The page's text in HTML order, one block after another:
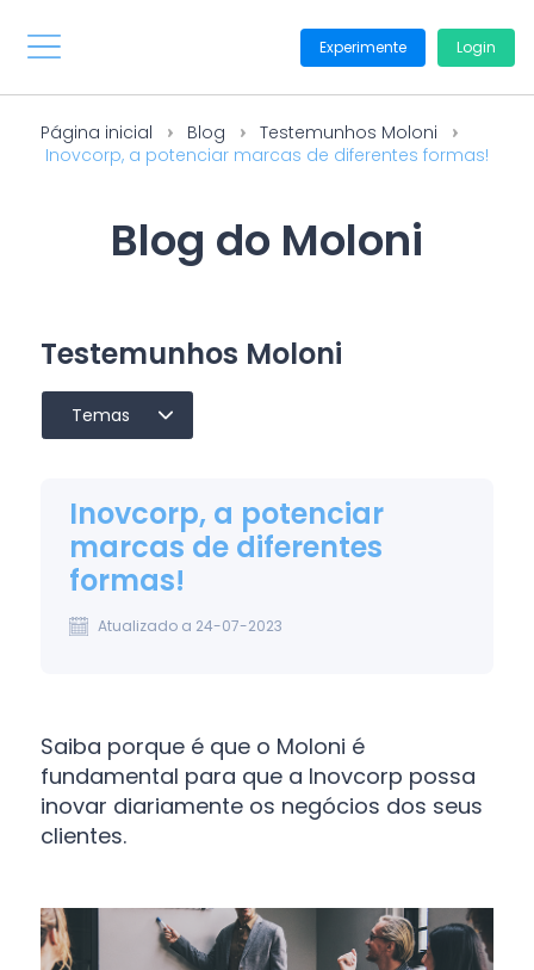
Experimente Login
Página inicial Blog
Testemunhos Moloni
Inovcorp, a potenciar marcas de diferentes formas!
Blog do Moloni
Testemunhos Moloni
Temas
Inovcorp, a potenciar
marcas de diferentes
formas!
Atualizado a 24-07-2023
Saiba porque é que o Moloni é
fundamental para que a Inovcorp possa
inovar diariamente os negócios dos seus
clientes.